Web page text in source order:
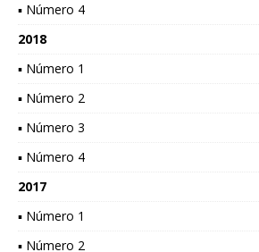
▪ Número 4
2018
▪ Número 1
▪ Número 2
▪ Número 3
▪ Número 4
2017
▪ Número 1
▪ Número 2